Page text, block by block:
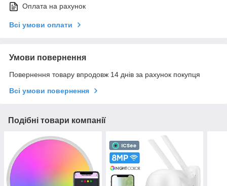
Оплата на рахунок
Всі умови оплати
Умови повернення
Повернення товару впродовж 14 днів за рахунок покупця
Всі умови повернення
Подібні товари компанії